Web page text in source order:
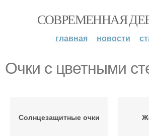
СОВРЕМЕННАЯ
главная новости
Очки с цветными
Солнцезащитные очки